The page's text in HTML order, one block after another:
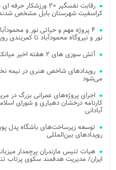
کراسفیت شهرستان بابل مشخص
۴ پروژه مهم و حیاتی نور و
نور و نیروگاه محمودآباد تا کمربندی
آتش‌ سوزی‌ های ۲ هفته اخیر میانکاله عمدی بود
می‌شود
اجرای پروژه‌های عمرانی بزرگ در
کارنامه درخشان دهیاری و شورای
آبادانی
توسعه زیرساخت‌های باشگاه پدل
رویدادهای بین‌المللی
هیات تنیس مازندران پرچمدار
ایران/ مدیریت هدفمند سکوی پرتاب